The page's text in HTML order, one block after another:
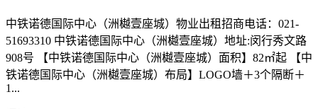
中铁诺德国际中心（洲樾壹座城）物业出租招商电话：021-
51693310 中铁诺德国际中心（洲樾壹座城）地址:闵行秀文路
908号 【中铁诺德国际中心（洲樾壹座城）面积】82㎡起 【中
铁诺德国际中心（洲樾壹座城）布局】LOGO墙＋3个隔断＋
1...